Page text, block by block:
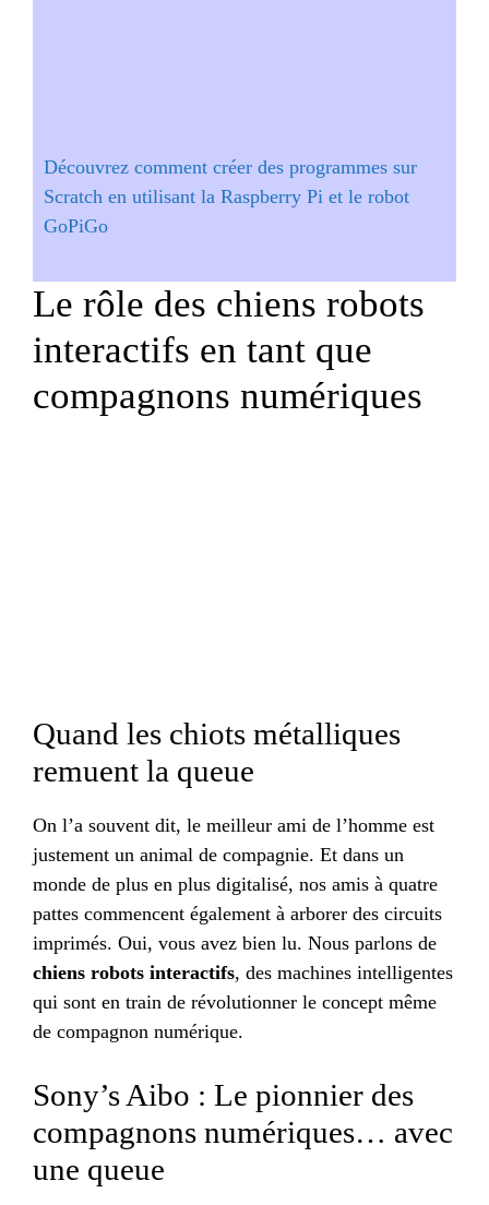
Découvrez comment créer des programmes sur
Scratch en utilisant la Raspberry Pi et le robot
GoPiGo
Le rôle des chiens robots
interactifs en tant que
compagnons numériques
Quand les chiots métalliques
remuent la queue
On l’a souvent dit, le meilleur ami de l’homme est
justement un animal de compagnie. Et dans un
monde de plus en plus digitalisé, nos amis à quatre
pattes commencent également à arborer des circuits
imprimés. Oui, vous avez bien lu. Nous parlons de
chiens robots interactifs, des machines intelligentes
qui sont en train de révolutionner le concept même
de compagnon numérique.
Sony’s Aibo : Le pionnier des
compagnons numériques… avec
une queue